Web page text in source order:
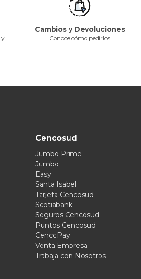
y
Cambios y Devoluciones
Conoce cómo pedirlos
Cencosud
Jumbo Prime
Jumbo
Easy
Santa Isabel
Tarjeta Cencosud
Scotiabank
Seguros Cencosud
Puntos Cencosud
CencoPay
Venta Empresa
Trabaja con Nosotros